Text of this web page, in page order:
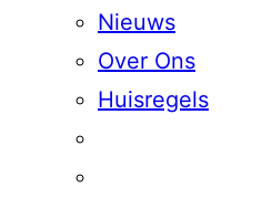
Nieuws
Over Ons
Huisregels